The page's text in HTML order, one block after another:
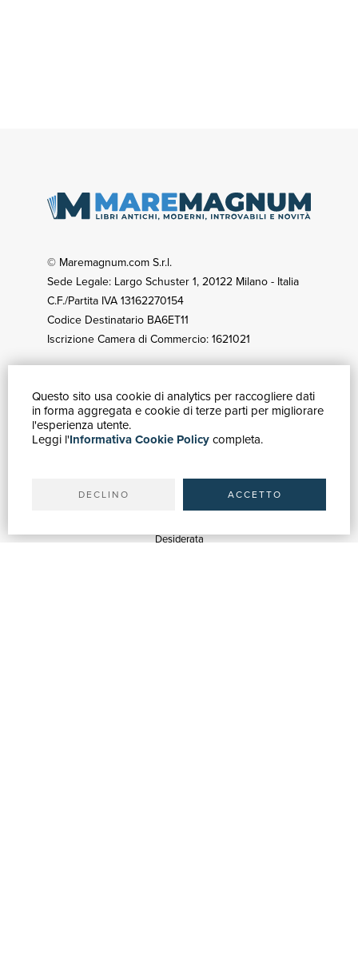
Questo sito usa cookie di analytics per raccogliere dati
in forma aggregata e cookie di terze parti per migliorare
l'esperienza utente.
Leggi l'Informativa Cookie Policycompleta.
DECLINO ACCETTO
© Maremagnum.com S.r.l.
Sede Legale: Largo Schuster 1, 20122 Milano - Italia
C.F./Partita IVA 13162270154
Codice Destinatario BA6ET11
Iscrizione Camera di Commercio: 1621021
GUIDA ACQUISTI
Ricerca avanzata
Spedizioni
Desiderata